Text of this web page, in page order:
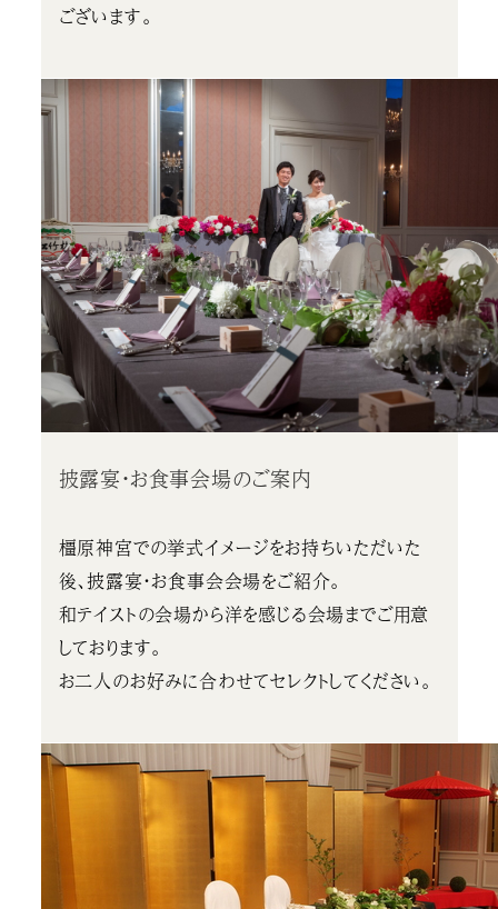
ございます。
披露宴・お食事会場のご案内
橿原神宮での挙式イメージをお持ちいただいた
後、披露宴・お食事会会場をご紹介。
和テイストの会場から洋を感じる会場までご用意
しております。
お二人のお好みに合わせてセレクトしてください。